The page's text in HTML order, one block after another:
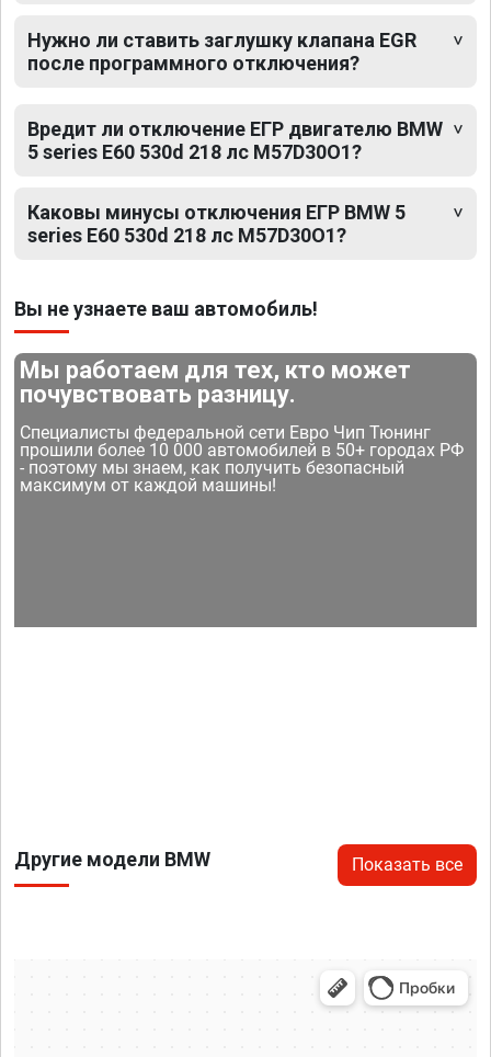
Нужно ли ставить заглушку клапана EGR
после программного отключения?
Вредит ли отключение ЕГР двигателю BMW
5 series E60 530d 218 лс M57D30O1?
Каковы минусы отключения ЕГР BMW 5
series E60 530d 218 лс M57D30O1?
Вы не узнаете ваш автомобиль!
Мы работаем для тех, кто может
почувствовать разницу.
Специалисты федеральной сети Евро Чип Тюнинг
прошили более 10 000 автомобилей в 50+ городах РФ
- поэтому мы знаем, как получить безопасный
максимум от каждой машины!
Другие модели BMW Показать все